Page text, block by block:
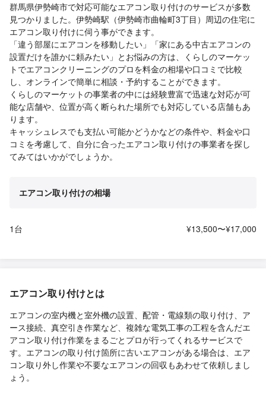
群馬県伊勢崎市で対応可能なエアコン取り付けのサービスが多数
見つかりました。伊勢崎駅（伊勢崎市曲輪町3丁目）周辺の住宅に
エアコン取り付けに伺う事ができます。
「違う部屋にエアコンを移動したい」「家にある中古エアコンの
設置だけを誰かに頼みたい」とお悩みの方は、くらしのマーケッ
トでエアコンクリーニングのプロを料金の相場や口コミで比較
し、オンラインで簡単に相談・予約することができます。
くらしのマーケットの事業者の中には経験豊富で迅速な対応が可
能な店舗や、位置が高く断られた場所でも対応している店舗もあ
ります。
キャッシュレスでも支払い可能かどうかなどの条件や、料金や口
コミを考慮して、自分に合ったエアコン取り付けの事業者を探し
てみてはいかがでしょうか。
エアコン取り付けの相場
1台 ¥13,500〜¥17,000
エアコン取り付けとは
エアコンの室内機と室外機の設置、配管・電線類の取り付け、ア
ース接続、真空引き作業など、複雑な電気工事の工程を含んだエ
アコン取り付け作業をまるごとプロが行ってくれるサービスで
す。エアコンの取り付け箇所に古いエアコンがある場合は、エア
コン取り外し作業や不要なエアコンの回収もあわせて依頼しまし
ょう。